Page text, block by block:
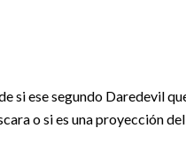
si ese segundo Daredevil
o si es una proyección